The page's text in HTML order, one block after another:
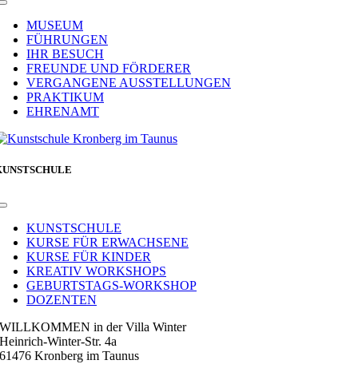
Toggle
NavigationMUSEUM
FÜHRUNGEN
IHR BESUCH
FREUNDE UND FÖRDERER
VERGANGENE AUSSTELLUNGEN
PRAKTIKUM
EHRENAMT
Toggle
NavigationKUNSTSCHULE
KURSE FÜR ERWACHSENE
KURSE FÜR KINDER
KREATIV WORKSHOPS
GEBURTSTAGS-WORKSHOP
DOZENTEN
WILLKOMMEN in der Villa Winter
Heinrich-Winter-Str. 4a
61476 Kronberg im Taunus